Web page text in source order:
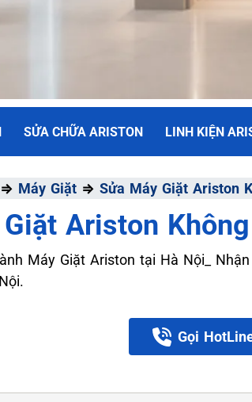
VN
HÀNH
Thiểu - Dịch Vụ Tối Đa
SỬA CHỮA ARISTON LINH KIỆN
⇒ Máy Giặt ⇒ Sửa Máy Giặt Ariston
Ariston
Máy Giặt Ariston tại Hà Nội_
Gọi